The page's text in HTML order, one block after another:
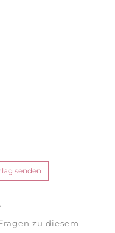
zu diesem